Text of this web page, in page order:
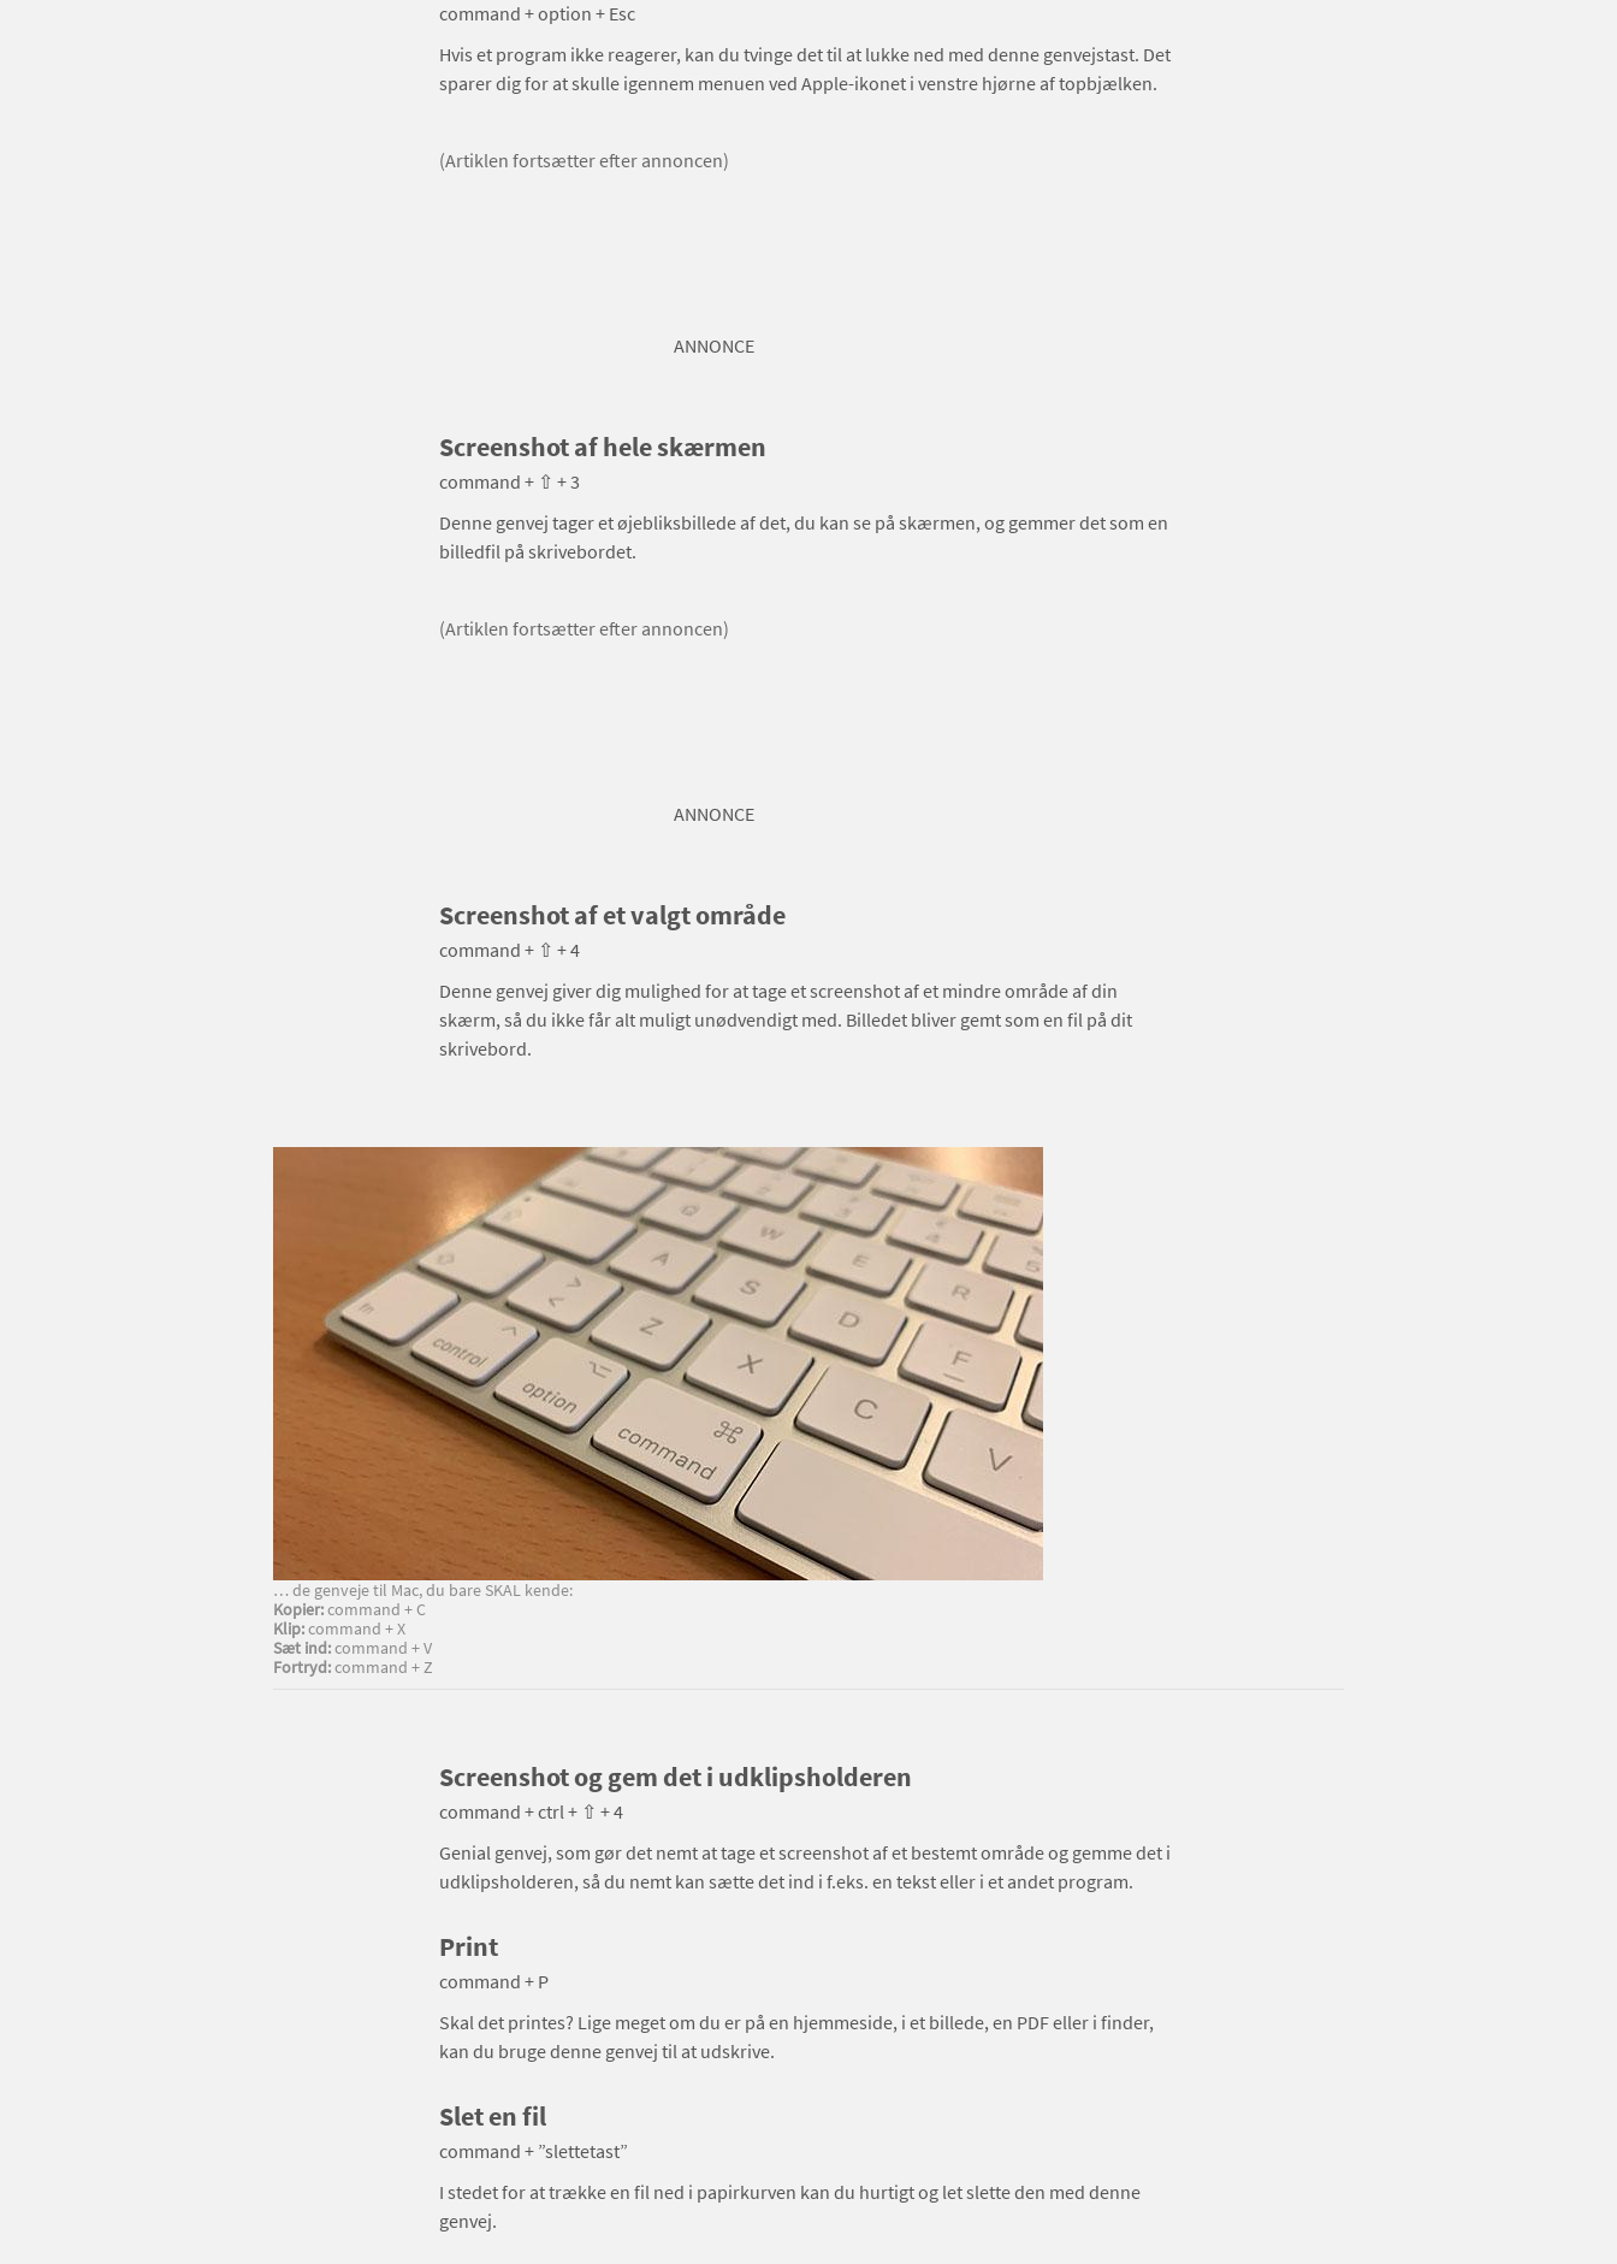
command + option + Esc
Hvis et program ikke reagerer, kan du tvinge det til at lukke ned med denne genvejstast. Det
sparer dig for at skulle igennem menuen ved Apple-ikonet i venstre hjørne af topbjælken.
(Artiklen fortsætter efter annoncen)
ANNONCE
Screenshot af hele skærmen
command + ⇧ + 3
Denne genvej tager et øjebliksbillede af det, du kan se på skærmen, og gemmer det som en
billedfil på skrivebordet.
(Artiklen fortsætter efter annoncen)
ANNONCE
Screenshot af et valgt område
command + ⇧ + 4
Denne genvej giver dig mulighed for at tage et screenshot af et mindre område af din
skærm, så du ikke får alt muligt unødvendigt med. Billedet bliver gemt som en fil på dit
skrivebord.
… de genveje til Mac, du bare SKAL kende:
Kopier:command + C
Klip:command + X
Sæt ind:command + V
Fortryd:command + Z
Screenshot og gem det i udklipsholderen
command + ctrl + ⇧ + 4
Genial genvej, som gør det nemt at tage et screenshot af et bestemt område og gemme det i
udklipsholderen, så du nemt kan sætte det ind i f.eks. en tekst eller i et andet program.
Print
command + P
Skal det printes? Lige meget om du er på en hjemmeside, i et billede, en PDF eller i finder,
kan du bruge denne genvej til at udskrive.
Slet en fil
command + ”slettetast”
I stedet for at trække en fil ned i papirkurven kan du hurtigt og let slette den med denne
genvej.